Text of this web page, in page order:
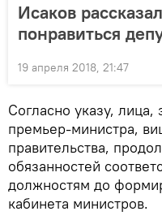
Исаков
понравиться
19 апреля 2018, 21:47
Согласно указу,
премьер-министра,
правительства,
обязанностей
должностям до
кабинета министров.